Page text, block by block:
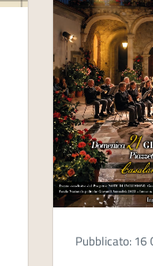
Pubblicato: 16